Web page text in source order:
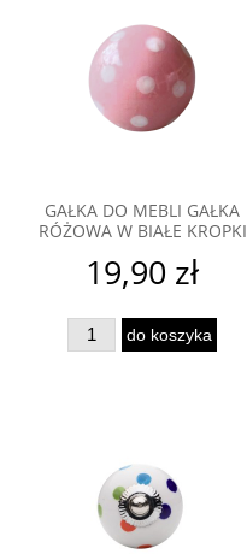
GAŁKA DO MEBLI GAŁKA
RÓŻOWA W BIAŁE KROPKI
19,90 zł
do koszyka